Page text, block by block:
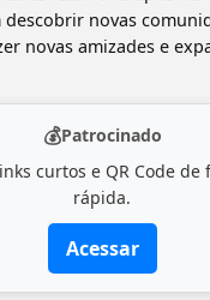
novas
novas amizades e
💰Patrocinado
curtos e QR Code de
rápida.
Acessar